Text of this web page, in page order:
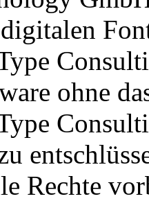
ohne
Rechte